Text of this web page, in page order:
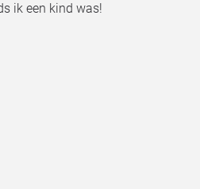
ik een kind was!